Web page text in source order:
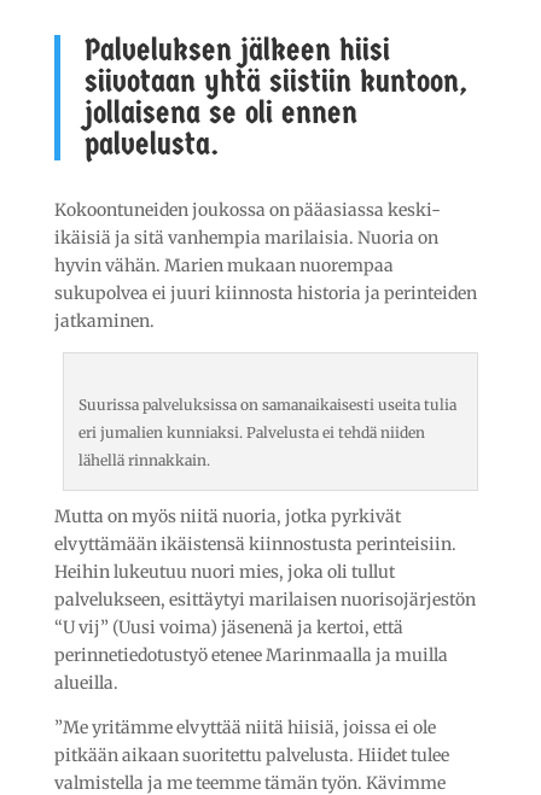
Palveluksen jälkeen hiisi
siivotaan yhtä siistiin kuntoon,
jollaisena se oli ennen
palvelusta.
Kokoontuneiden joukossa on pääasiassa keski-
ikäisiä ja sitä vanhempia marilaisia. Nuoria on
hyvin vähän. Marien mukaan nuorempaa
sukupolvea ei juuri kiinnosta historia ja perinteiden
jatkaminen.
Suurissa palveluksissa on samanaikaisesti useita tulia
eri jumalien kunniaksi. Palvelusta ei tehdä niiden
lähellä rinnakkain.
Mutta on myös niitä nuoria, jotka pyrkivät
elvyttämään ikäistensä kiinnostusta perinteisiin.
Heihin lukeutuu nuori mies, joka oli tullut
palvelukseen, esittäytyi marilaisen nuorisojärjestön
“U vij” (Uusi voima) jäsenenä ja kertoi, että
perinnetiedotustyö etenee Marinmaalla ja muilla
alueilla.
”Me yritämme elvyttää niitä hiisiä, joissa ei ole
pitkään aikaan suoritettu palvelusta. Hiidet tulee
valmistella ja me teemme tämän työn. Kävimme